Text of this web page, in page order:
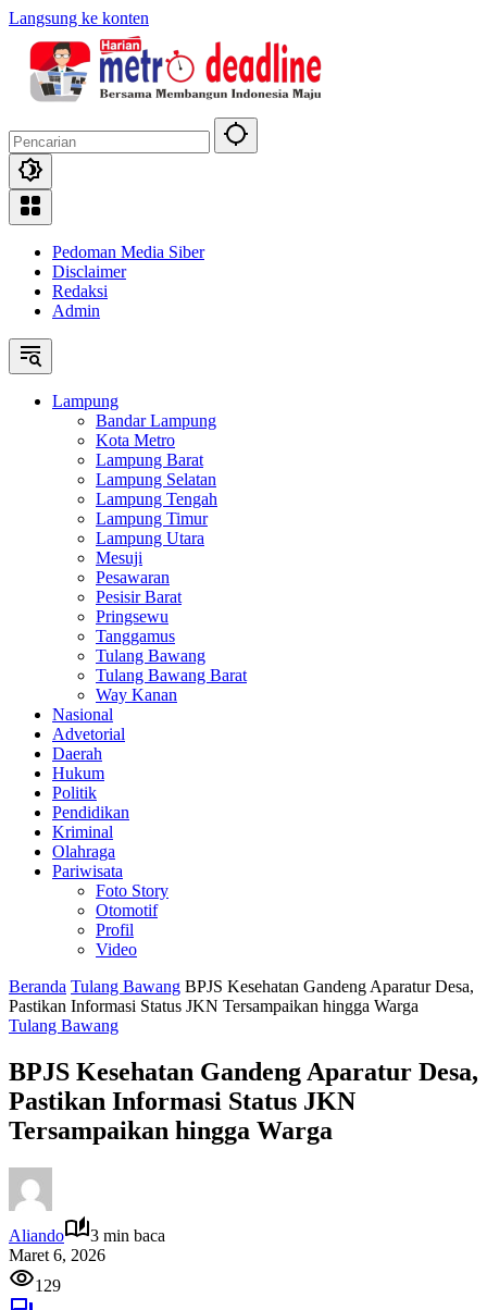
Langsung ke konten
Pedoman Media Siber
Disclaimer
Redaksi
Admin
Lampung
Bandar Lampung
Kota Metro
Lampung Barat
Lampung Selatan
Lampung Tengah
Lampung Timur
Lampung Utara
Mesuji
Pesawaran
Pesisir Barat
Pringsewu
Tanggamus
Tulang Bawang
Tulang Bawang Barat
Way Kanan
Nasional
Advetorial
Daerah
Hukum
Politik
Pendidikan
Kriminal
Olahraga
Pariwisata
Foto Story
Otomotif
Profil
Video
Beranda Tulang Bawang BPJS Kesehatan Gandeng Aparatur Desa,
Pastikan Informasi Status JKN Tersampaikan hingga Warga
Tulang Bawang
BPJS Kesehatan Gandeng Aparatur Desa,
Pastikan Informasi Status JKN
Tersampaikan hingga Warga
Aliando
3 min baca
Maret 6, 2026
129